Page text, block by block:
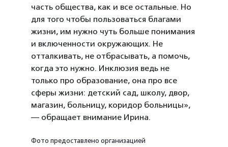
часть общества, как и все остальные. Но
для того чтобы пользоваться благами
жизни, им нужно чуть больше понимания
и включенности окружающих. Не
отталкивать, не отбрасывать, а помочь,
когда это нужно. Инклюзия ведь не
только про образование, она про все
сферы жизни: детский сад, школу, двор,
магазин, больницу, коридор больницы»,
— обращает внимание Ирина.
Фото предоставлено организацией